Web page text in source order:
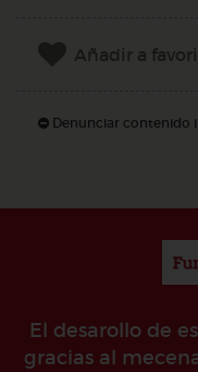
Añadir a
Denunciar contenido
El desarollo de
gracias al